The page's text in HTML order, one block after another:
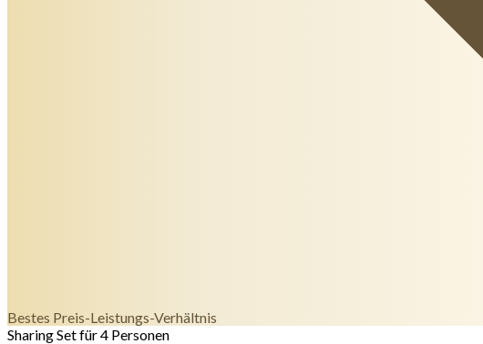
Bestes Preis-Leistungs-Verhältnis
Sharing Set für 4 Personen